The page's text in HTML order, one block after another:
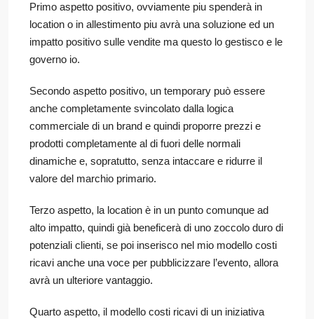
Primo aspetto positivo, ovviamente piu spenderà in
location o in allestimento piu avrà una soluzione ed un
impatto positivo sulle vendite ma questo lo gestisco e le
governo io.
Secondo aspetto positivo, un temporary può essere
anche completamente svincolato dalla logica
commerciale di un brand e quindi proporre prezzi e
prodotti completamente al di fuori delle normali
dinamiche e, sopratutto, senza intaccare e ridurre il
valore del marchio primario.
Terzo aspetto, la location è in un punto comunque ad
alto impatto, quindi già beneficerà di uno zoccolo duro di
potenziali clienti, se poi inserisco nel mio modello costi
ricavi anche una voce per pubblicizzare l’evento, allora
avrà un ulteriore vantaggio.
Quarto aspetto, il modello costi ricavi di un iniziativa